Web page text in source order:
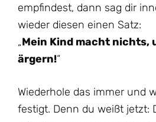
empfindest, dann sag dir
wieder diesen einen Satz:
„Mein Kind macht nichts,
ärgern!“
Wiederhole das immer und
festigt. Denn du weißt jetzt: